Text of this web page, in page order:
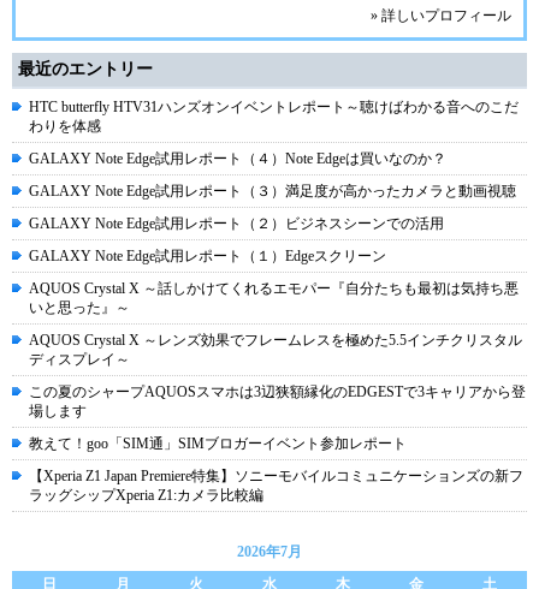
» 詳しいプロフィール
最近のエントリー
HTC butterfly HTV31ハンズオンイベントレポート～聴けばわかる音へのこだ
わりを体感
GALAXY Note Edge試用レポート（４）Note Edgeは買いなのか？
GALAXY Note Edge試用レポート（３）満足度が高かったカメラと動画視聴
GALAXY Note Edge試用レポート（２）ビジネスシーンでの活用
GALAXY Note Edge試用レポート（１）Edgeスクリーン
AQUOS Crystal X ～話しかけてくれるエモパー『自分たちも最初は気持ち悪
いと思った』～
AQUOS Crystal X ～レンズ効果でフレームレスを極めた5.5インチクリスタル
ディスプレイ～
この夏のシャープAQUOSスマホは3辺狭額縁化のEDGESTで3キャリアから登
場します
教えて！goo「SIM通」SIMブロガーイベント参加レポート
【Xperia Z1 Japan Premiere特集】ソニーモバイルコミュニケーションズの新フ
ラッグシップXperia Z1:カメラ比較編
2026年7月
日
月 火 水 木 金
土